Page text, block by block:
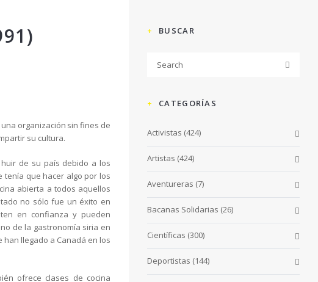
organización sin fines de
su cultura.
de su país debido a los
tenía que hacer algo por los
abierta a todos aquellos
no sólo fue un éxito en
en confianza y pueden
de la gastronomía siria en
han llegado a Canadá en los
ofrece clases de cocina
BUSCAR
CATEGORÍAS
Activistas (424)
Artistas (424)
Aventureras (7)
Bacanas Solidarias (26)
Científicas (300)
Deportistas (144)